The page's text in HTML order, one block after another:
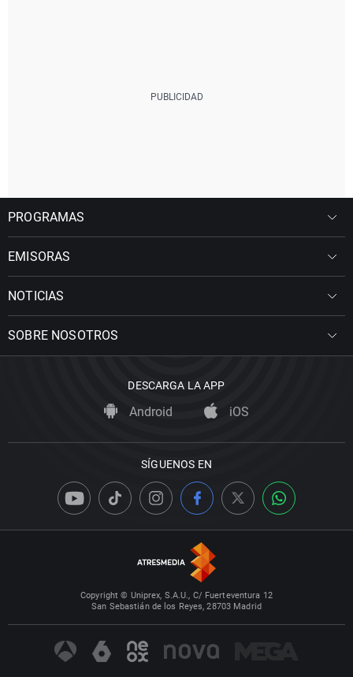
PROGRAMAS
EMISORAS
NOTICIAS
SOBRE NOSOTROS
DESCARGA LA APP
Android iOS
SÍGUENOS EN
Copyright © Uniprex, S.A.U., C/ Fuerteventura 12
San Sebastián de los Reyes, 28703 Madrid